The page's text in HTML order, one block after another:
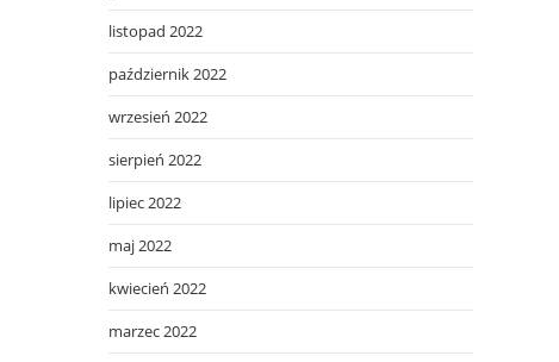
listopad 2022
październik 2022
wrzesień 2022
sierpień 2022
lipiec 2022
maj 2022
kwiecień 2022
marzec 2022